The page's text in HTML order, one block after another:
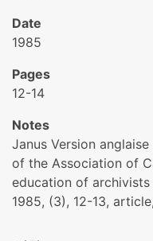
Date
1985
Pages
12-14
Notes
Janus Version
of the Association of
education of archivists
1985, (3), 12-13,